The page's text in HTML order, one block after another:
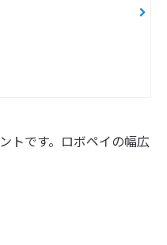
トです。ロボペイの幅広